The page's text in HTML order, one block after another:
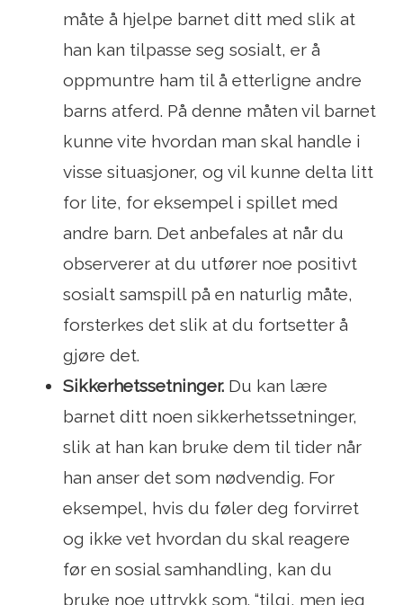
måte å hjelpe barnet ditt med slik at
han kan tilpasse seg sosialt, er å
oppmuntre ham til å etterligne andre
barns atferd. På denne måten vil barnet
kunne vite hvordan man skal handle i
visse situasjoner, og vil kunne delta litt
for lite, for eksempel i spillet med
andre barn. Det anbefales at når du
observerer at du utfører noe positivt
sosialt samspill på en naturlig måte,
forsterkes det slik at du fortsetter å
gjøre det.
Sikkerhetssetninger. Du kan lære
barnet ditt noen sikkerhetssetninger,
slik at han kan bruke dem til tider når
han anser det som nødvendig. For
eksempel, hvis du føler deg forvirret
og ikke vet hvordan du skal reagere
før en sosial samhandling, kan du
bruke noe uttrykk som. “tilgi, men jeg